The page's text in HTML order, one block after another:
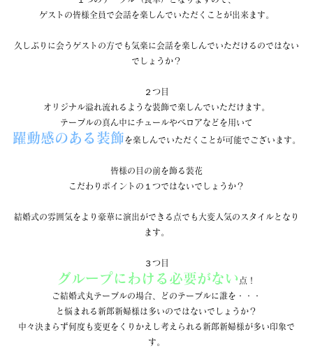
ゲストの皆様全員で会話を楽しんでいただくことが出来ます。
久しぶりに会うゲストの方でも気楽に会話を楽しんでいただけるのではない
でしょうか？
２つ目
オリジナル溢れ流れるような装飾で楽しんでいただけます。
テーブルの真ん中にチュールやベロアなどを用いて
躍動感のある装飾を楽しんでいただくことが可能でございます。
皆様の目の前を飾る装花
こだわりポイントの１つではないでしょうか？
結婚式の雰囲気をより豪華に演出ができる点でも大変人気のスタイルとなり
ます。
３つ目
グループにわける必要がない 点！
ご結婚式丸テーブルの場合、どのテーブルに誰を・・・
と悩まれる新郎新婦様は多いのではないでしょうか？
中々決まらず何度も変更をくりかえし考えられる新郎新婦様が多い印象で
す。